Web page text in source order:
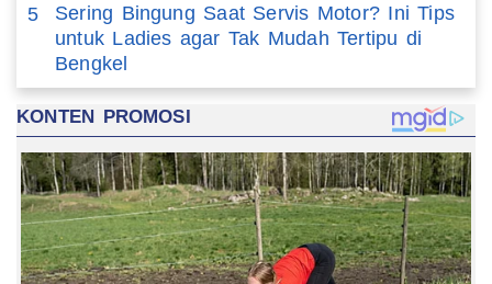
5
Sering Bingung Saat Servis Motor? Ini Tips
untuk Ladies agar Tak Mudah Tertipu di
Bengkel